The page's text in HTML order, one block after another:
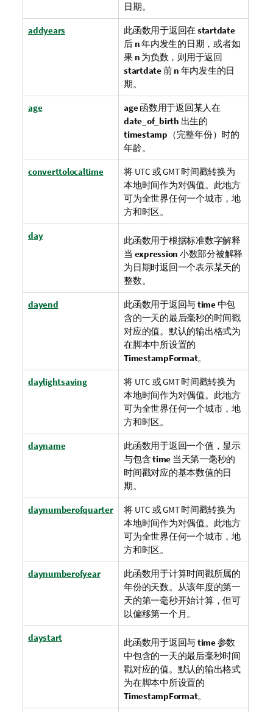
日期。
addyears 此函数用于返回在 startdate
后 n年内发生的日期，或者如
果 n 为负数，则用于返回
startdate前n 年内发生的日
期。
age age函数用于返回某人在
date_of_birth 出生的
timestamp （完整年份）时的
年龄。
converttolocaltime 将 UTC 或GMT时间戳转换为
本地时间作为对偶值。此地方
可为全世界任何一个城市，地
方和时区。
day
此函数用于根据标准数字解释
当 expression 小数部分被解释
为日期时返回一个表示某天的
整数。
dayend 此函数用于返回与time中包
含的一天的最后毫秒的时间戳
对应的值。默认的输出格式为
在脚本中所设置的
TimestampFormat。
daylightsaving 将 UTC 或GMT时间戳转换为
本地时间作为对偶值。此地方
可为全世界任何一个城市，地
方和时区。
dayname
此函数用于返回一个值，显示
与包含time 当天第一毫秒的
时间戳对应的基本数值的日
期。
daynumberofquarter 将 UTC 或GMT时间戳转换为
本地时间作为对偶值。此地方
可为全世界任何一个城市，地
方和时区。
daynumberofyear
此函数用于计算时间戳所属的
年份的天数。从该年度的第一
天的第一毫秒开始计算，但可
以偏移第一个月。
daystart 此函数用于返回与time参数
中包含的一天的最后毫秒时间
戳对应的值。默认的输出格式
为在脚本中所设置的
TimestampFormat。